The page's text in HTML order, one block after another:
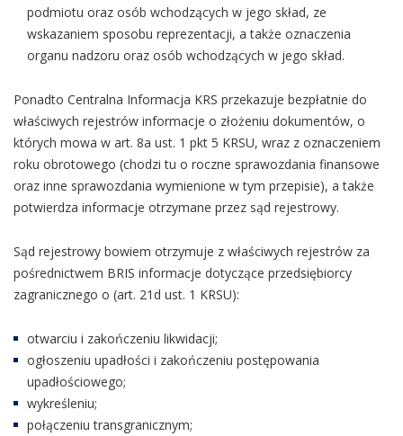
podmiotu oraz osób wchodzących w jego skład, ze
wskazaniem sposobu reprezentacji, a także oznaczenia
organu nadzoru oraz osób wchodzących w jego skład.
Ponadto Centralna Informacja KRS przekazuje bezpłatnie do
właściwych rejestrów informacje o złożeniu dokumentów, o
których mowa w art. 8a ust. 1 pkt 5 KRSU, wraz z oznaczeniem
roku obrotowego (chodzi tu o roczne sprawozdania finansowe
oraz inne sprawozdania wymienione w tym przepisie), a także
potwierdza informacje otrzymane przez sąd rejestrowy.
Sąd rejestrowy bowiem otrzymuje z właściwych rejestrów za
pośrednictwem BRIS informacje dotyczące przedsiębiorcy
zagranicznego o (art. 21d ust. 1 KRSU):
otwarciu i zakończeniu likwidacji;
ogłoszeniu upadłości i zakończeniu postępowania
upadłościowego;
wykreśleniu;
połączeniu transgranicznym;